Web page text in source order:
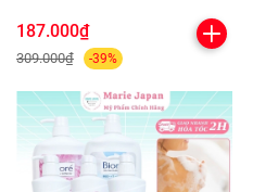
500ml
187.000₫
309.000₫ -39%